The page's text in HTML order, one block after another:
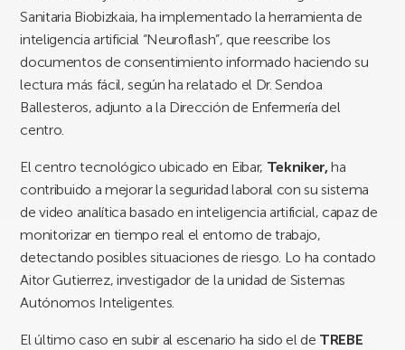
Sanitaria Biobizkaia, ha implementado la herramienta de
inteligencia artificial “Neuroflash”, que reescribe los
documentos de consentimiento informado haciendo su
lectura más fácil, según ha relatado el Dr. Sendoa
Ballesteros, adjunto a la Dirección de Enfermería del
centro.
El centro tecnológico ubicado en Eibar, Tekniker,ha
contribuido a mejorar la seguridad laboral con su sistema
de video analítica basado en inteligencia artificial, capaz de
monitorizar en tiempo real el entorno de trabajo,
detectando posibles situaciones de riesgo. Lo ha contado
Aitor Gutierrez, investigador de la unidad de Sistemas
Autónomos Inteligentes.
El último caso en subir al escenario ha sido el de TREBE